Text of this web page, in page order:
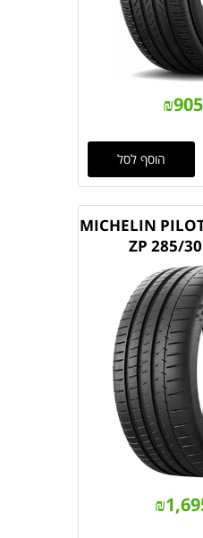
₪905
הוסף לסל
MICHELIN
ZP 285/
₪